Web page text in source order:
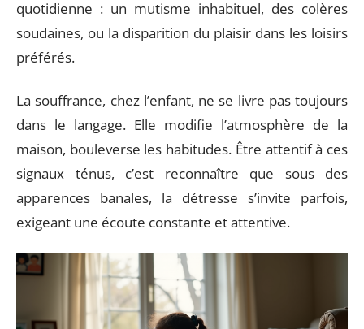
quotidienne : un mutisme inhabituel, des colères
soudaines, ou la disparition du plaisir dans les loisirs
préférés.
La souffrance, chez l’enfant, ne se livre pas toujours
dans le langage. Elle modifie l’atmosphère de la
maison, bouleverse les habitudes. Être attentif à ces
signaux ténus, c’est reconnaître que sous des
apparences banales, la détresse s’invite parfois,
exigeant une écoute constante et attentive.